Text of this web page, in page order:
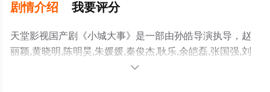
剧情介绍 我要评分
天堂影视国产剧《小城大事》是一部由孙皓导演执导，赵
丽颖,黄晓明,陈明昊,朱媛媛,秦俊杰,耿乐,余皑磊,张国强,刘
威葳,李九霄,张维伊,王伊瑶,董可飞,朱超艺,陈昊明,刘巴特
